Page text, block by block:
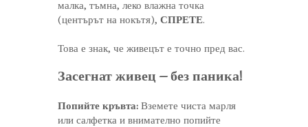
малка, тъмна, леко влажна точка
(центърът на нокътя), СПРЕТЕ.
Това е знак, че живецът е точно пред вас.
Засегнат живец – без паника!
Попийте кръвта: Вземете чиста марля
или салфетка и внимателно попийте